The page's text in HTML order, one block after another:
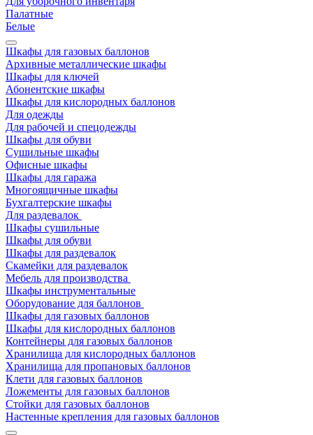
Палатные
Белые
Шкафы для газовых баллонов
Архивные металлические шкафы
Шкафы для ключей
Абонентские шкафы
Шкафы для кислородных баллонов
Для одежды
Для рабочей и спецодежды
Шкафы для обуви
Сушильные шкафы
Офисные шкафы
Шкафы для гаража
Многоящичные шкафы
Бухгалтерские шкафы
Для раздевалок
Шкафы сушильные
Шкафы для обуви
Шкафы для раздевалок
Скамейки для раздевалок
Мебель для производства
Шкафы инструментальные
Оборудование для баллонов
Шкафы для газовых баллонов
Шкафы для кислородных баллонов
Контейнеры для газовых баллонов
Хранилища для кислородных баллонов
Хранилища для пропановых баллонов
Клети для газовых баллонов
Ложементы для газовых баллонов
Стойки для газовых баллонов
Настенные крепления для газовых баллонов